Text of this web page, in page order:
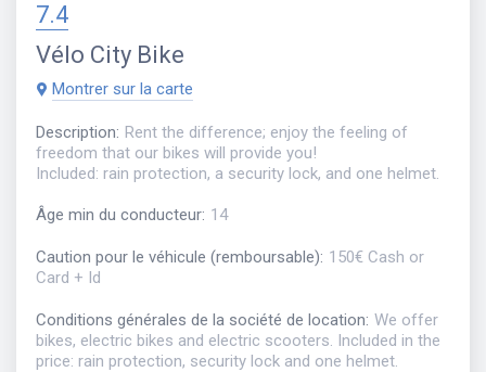
7.4
Vélo City Bike
Montrer sur la carte
Description: Rent the difference; enjoy the feeling of
freedom that our bikes will provide you!
Included: rain protection, a security lock, and one helmet.
Âge min du conducteur: 14
Caution pour le véhicule (remboursable): 150€ Cash or
Card + Id
Conditions générales de la société de location: We offer
bikes, electric bikes and electric scooters. Included in the
price: rain protection, security lock and one helmet.